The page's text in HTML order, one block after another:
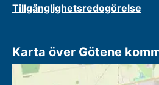
Tillgänglighetsredogörelse
Karta över Götene